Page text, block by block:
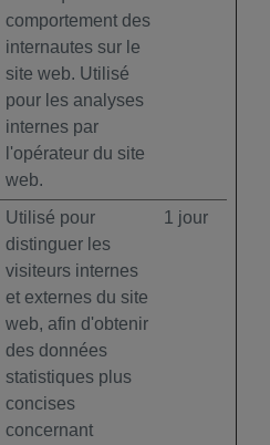
comportement des
internautes sur le
site web. Utilisé
pour les analyses
internes par
l'opérateur du site
web.
Utilisé pour
distinguer les
visiteurs internes
et externes du site
web, afin d'obtenir
des données
statistiques plus
concises
concernant
1 jour